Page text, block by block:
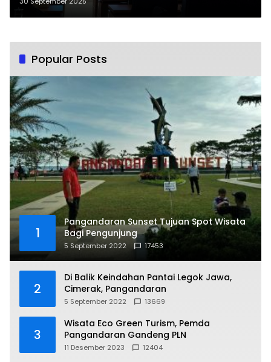
Popular Posts
1
Pangandaran Sunset Tujuan Spot Wisata
Bagi Pengunjung
5 September 2022 17453
2
Di Balik Keindahan Pantai Legok Jawa,
Cimerak, Pangandaran
5 September 2022 13669
3
Wisata Eco Green Turism, Pemda
Pangandaran Gandeng PLN
11 Desember 2023 12404